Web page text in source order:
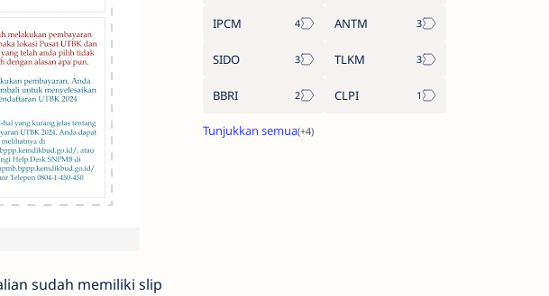
sudah memiliki slip
IPCM ANTM
SIDO TLKM
BBRI CLPI